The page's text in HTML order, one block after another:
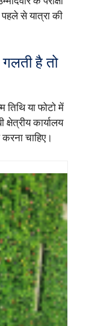
से यात्रा की
है तो
तिथि या फोटो में
कार्यालय
चाहिए।